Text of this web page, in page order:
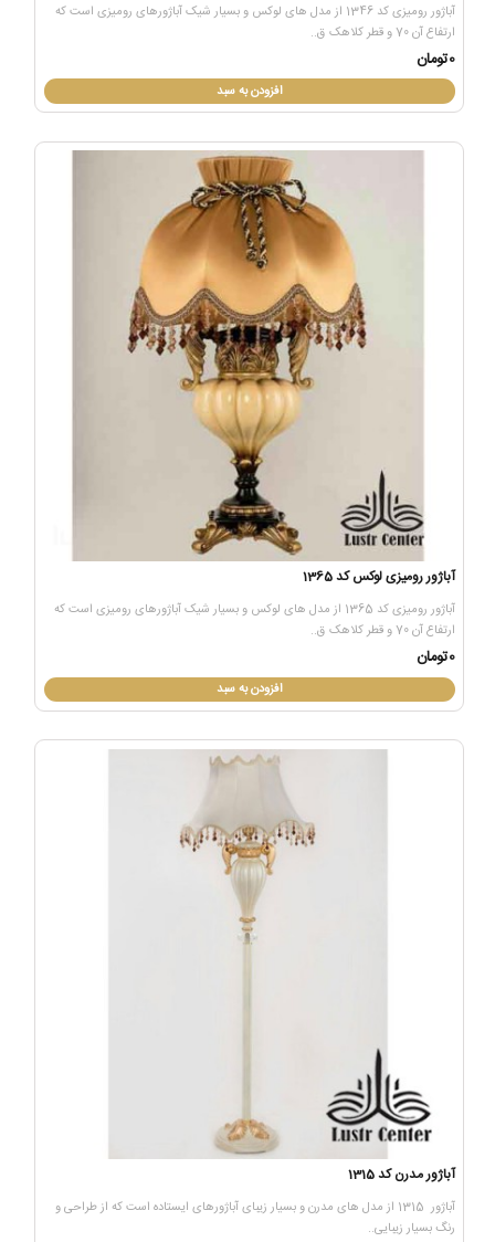
آباژور رومیزی کد 1346 از مدل های لوکس و بسیار شیک آباژورهای رومیزی است که
ارتفاع آن 70 و قطر کلاهک ق..
0تومان
افزودن به سبد
آباژور رومیزی لوکس کد 1365
آباژور رومیزی کد 1365 از مدل های لوکس و بسیار شیک آباژورهای رومیزی است که
ارتفاع آن 70 و قطر کلاهک ق..
0تومان
افزودن به سبد
آباژور مدرن کد 1315
آباژور 1315 از مدل های مدرن و بسیار زیبای آباژورهای ایستاده است که از طراحی و
رنگ بسیار زیبایی..